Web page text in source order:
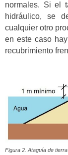
normales. Si el
hidráulico, se
cualquier otro
en este caso
recubrimiento
Figura 2. Ataguía de